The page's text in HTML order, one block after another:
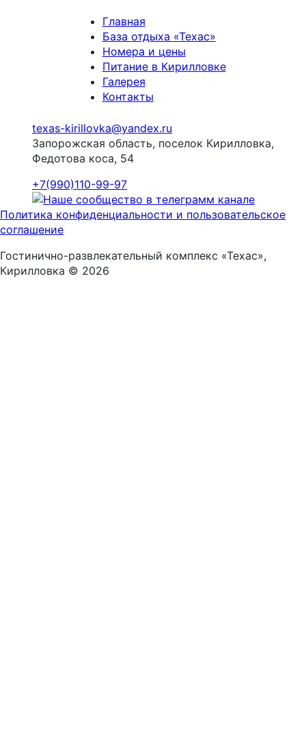
Главная
База отдыха «Техас»
Номера и цены
Питание в Кирилловке
Галерея
Контакты
texas-kirillovka@yandex.ru
Запорожская область, поселок Кирилловка,
Федотова коса, 54
+7(990)110-99-97
Политика конфиденциальности и пользовательское
соглашение
Гостинично-развлекательный комплекс «Техас»,
Кирилловка © 2026